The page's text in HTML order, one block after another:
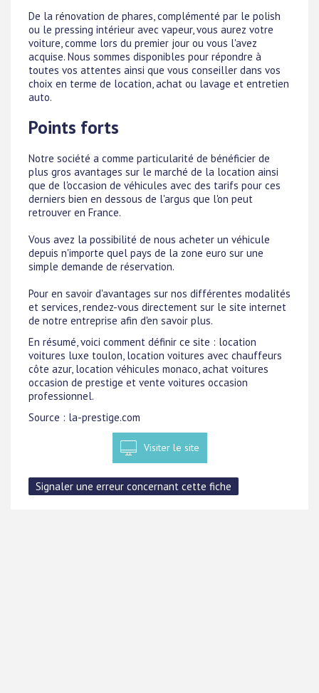
De la rénovation de phares, complémenté par le polish
ou le pressing intérieur avec vapeur, vous aurez votre
voiture, comme lors du premier jour ou vous l'avez
acquise. Nous sommes disponibles pour répondre à
toutes vos attentes ainsi que vous conseiller dans vos
choix en terme de location, achat ou lavage et entretien
auto.
Points forts
Notre société a comme particularité de bénéficier de
plus gros avantages sur le marché de la location ainsi
que de l'occasion de véhicules avec des tarifs pour ces
derniers bien en dessous de l'argus que l'on peut
retrouver en France.
Vous avez la possibilité de nous acheter un véhicule
depuis n'importe quel pays de la zone euro sur une
simple demande de réservation.
Pour en savoir d'avantages sur nos différentes modalités
et services, rendez-vous directement sur le site internet
de notre entreprise afin d'en savoir plus.
En résumé, voici comment définir ce site : location
voitures luxe toulon, location voitures avec chauffeurs
côte azur, location véhicules monaco, achat voitures
occasion de prestige et vente voitures occasion
professionnel.
Source : la-prestige.com
Visiter le site